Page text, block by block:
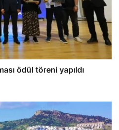
ödül töreni yapıldı